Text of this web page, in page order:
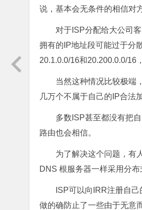
说，基本会无条件的相信对
对于ISP分配给大公司
拥有的IP地址段可能过于分
20.1.0.0/16和20.200.0.0/16
当然这种情况比较极端
几万个不属于自己的IP合法
多数ISP甚至都没有把
路由也会相信。
为了解决这个问题，有
DNS 根服务器一样采用分布
ISP可以向IRR注册自
做的确防止了一些由于无意